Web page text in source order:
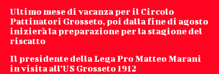
Ultimo mese di vacanza per il Circolo
Pattinatori Grosseto, poi dalla fine di agosto
inizierà la preparazione per la stagione del
riscatto
Il presidente della Lega Pro Matteo Marani
in visita all’US Grosseto 1912